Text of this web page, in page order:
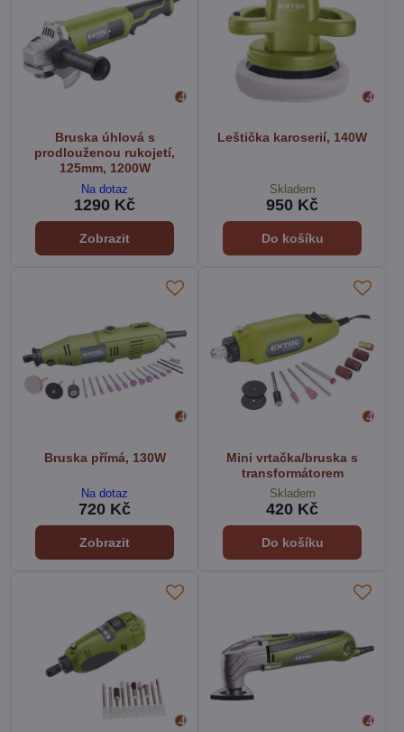
Bruska úhlová s
prodlouženou rukojetí,
125mm, 1200W
Na dotaz
1290 Kč
Zobrazit
Leštička karoserií, 140W
Skladem
950 Kč
Do košíku
Bruska přímá, 130W
Na dotaz
720 Kč
Zobrazit
Mini vrtačka/bruska s
transformátorem
Skladem
420 Kč
Do košíku